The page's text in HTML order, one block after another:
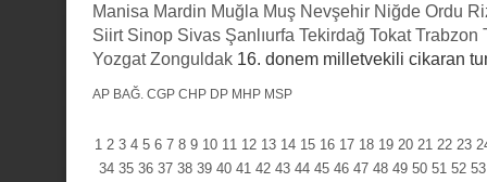
Manisa Mardin Muğla Muş Nevşehir Niğde Ordu
Siirt Sinop Sivas Şanlıurfa Tekirdağ Tokat Trabzon
Yozgat Zonguldak 16. donem milletvekili cikaran
AP BAĞ. CGP CHP DP MHP MSP
1 2 3 4 5 6 7 8 9 10 11 12 13 14 15 16 17 18 19 20 21 22 23
34 35 36 37 38 39 40 41 42 43 44 45 46 47 48 49 50 51 52 53